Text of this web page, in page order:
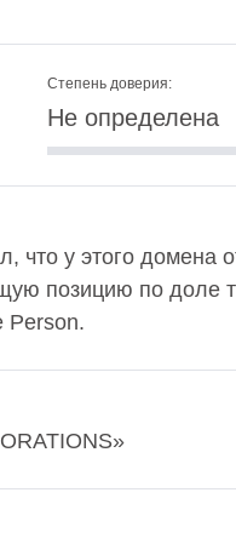
Степень доверия:
Не определена
что у этого домена
позицию по доле
Person.